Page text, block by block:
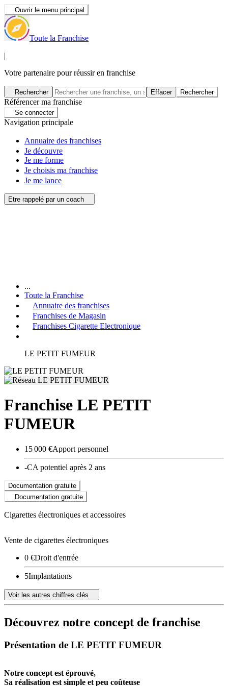
Ouvrir le menu principal
Toute la Franchise
|
Votre partenaire pour réussir en franchise
Rechercher Effacer Rechercher
Référencer ma franchise
Se connecter
Navigation principale
Annuaire des franchises
Je découvre
Je me forme
Je choisis ma franchise
Je me lance
Etre rappelé par un coach
...
Toute la Franchise
Annuaire des franchises
Franchises de Magasin
Franchises Cigarette Electronique
LE PETIT FUMEUR
Franchise LE PETIT
FUMEUR
15 000 €Apport personnel
-CA potentiel après 2 ans
Documentation gratuite
Documentation gratuite
Cigarettes électroniques et accessoires
Vente de cigarettes électroniques
0 €Droit d'entrée
5Implantations
Voir les autres chiffres clés
Découvrez notre concept de franchise
Présentation de LE PETIT FUMEUR
Notre concept est éprouvé,
Sa réalisation est simple et peu coûteuse